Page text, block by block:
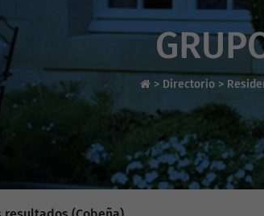
> Directorio >